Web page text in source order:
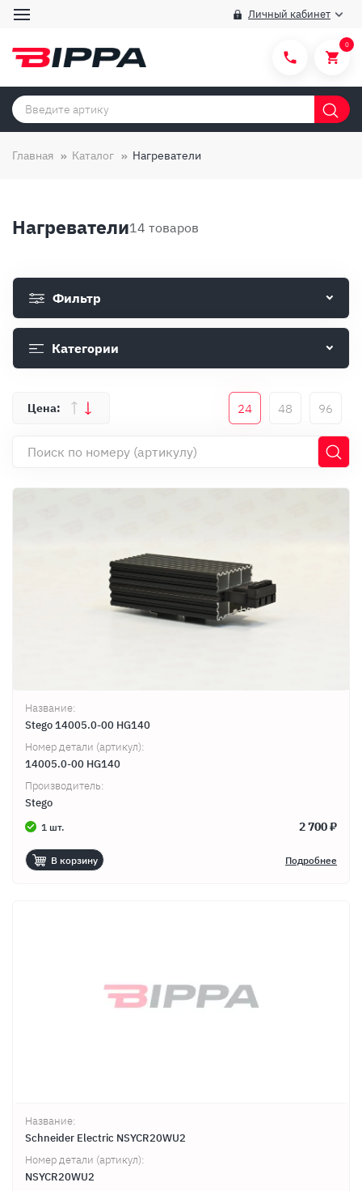
Личный кабинет
Категории товаров
Вопросы и ответы
Отзывы
Доставка
Оплата
Контакты
0
Главная Каталог Нагреватели
Нагреватели14 товаров
Фильтр
Категории
24 48 96
Название:
Stego 14005.0-00 HG140
Номер детали (артикул):
14005.0-00 HG140
Производитель:
Stego
1 шт. 2 700 ₽
В корзину Подробнее
Название:
Schneider Electric NSYCR20WU2
Номер детали (артикул):
NSYCR20WU2